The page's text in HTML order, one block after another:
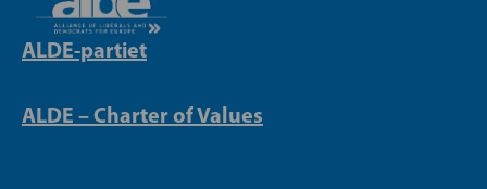
ALDE-partiet
ALDE – Charter of Values